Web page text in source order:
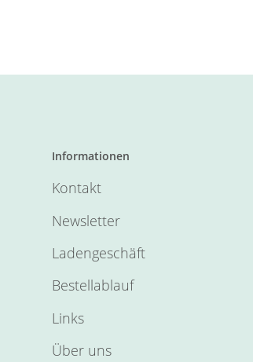
Informationen
Kontakt
Newsletter
Ladengeschäft
Bestellablauf
Links
Über uns